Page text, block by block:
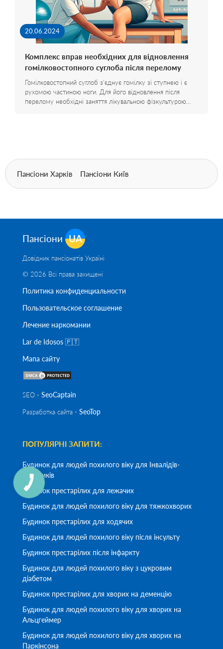
20.06.2024
Комплекс вправ необхідних для відновлення
гомілковостопного суглоба після перелому
Гомілковостопний суглоб з'єднує гомілку зі ступнею і є
рухомою частиною ноги. Для його відновлення після
перелому необхідні заняття лікувальною фізкультурою…
Пансіони Харків Пансіони Київ
Пансіони UA
Довідник пансіонатів Україні
© 2026 Всі права захищені
Политика конфиденциальности
Пользовательское соглашение
Лечение наркомании
Lar de Idosos 🇵🇹
Мапа сайту
SEO - SeoСaptain
Разработка сайта - SeoTop
ПОПУЛЯРНІ ЗАПИТИ:
Будинок для людей похилого віку для Інвалідів-
візочників
Будинок престарілих для лежачих
Будинок для людей похилого віку для тяжкохворих
Будинок престарілих для ходячих
Будинок для людей похилого віку після інсульту
Будинок престарілих після інфаркту
Будинок для людей похилого віку з цукровим
діабетом
Будинок престарілих для хворих на деменцію
Будинок для людей похилого віку для хворих на
Альцгеймер
Будинок для людей похилого віку для хворих на
Паркінсона